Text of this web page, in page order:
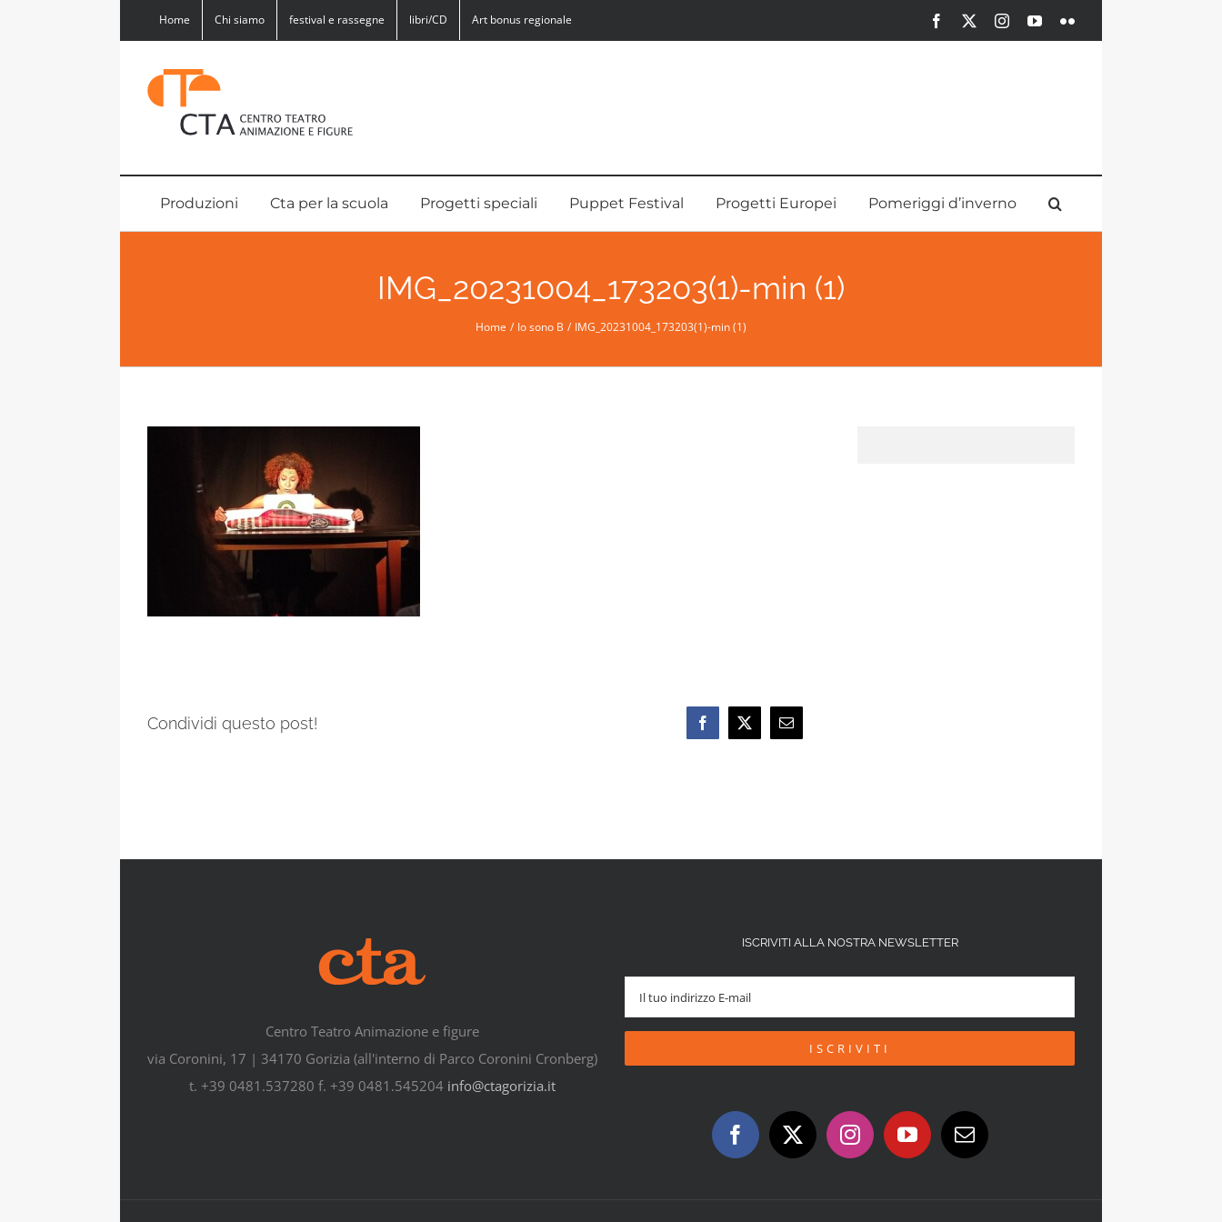
Home Chi siamo festival e rassegne libri/CD Art bonus regionale Facebook InstagramYouTubeFlickr
Produzioni Cta per la scuola Progetti speciali Puppet Festival Progetti Europei Pomeriggi d’inverno
IMG_20231004_173203(1)-min (1)
Home Io sono B IMG_20231004_173203(1)-min (1)
Condividi questo post!
Centro Teatro Animazione e figure
via Coronini, 17 | 34170 Gorizia (all'interno di Parco Coronini Cronberg)
t. +39 0481.537280 f. +39 0481.545204 info@ctagorizia.it
ISCRIVITI ALLA NOSTRA NEWSLETTER